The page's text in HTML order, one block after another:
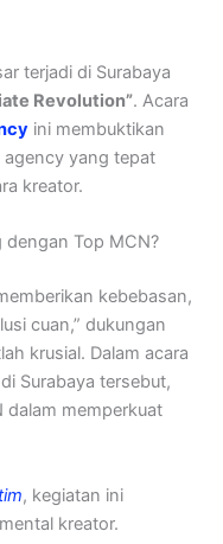
terjadi di Surabaya
Revolution”. Acara
ini membuktikan
yang tepat
kreator.
dengan Top MCN?
kebebasan,
cuan,” dukungan
krusial. Dalam acara
Surabaya tersebut,
dalam memperkuat
, kegiatan ini
kreator.